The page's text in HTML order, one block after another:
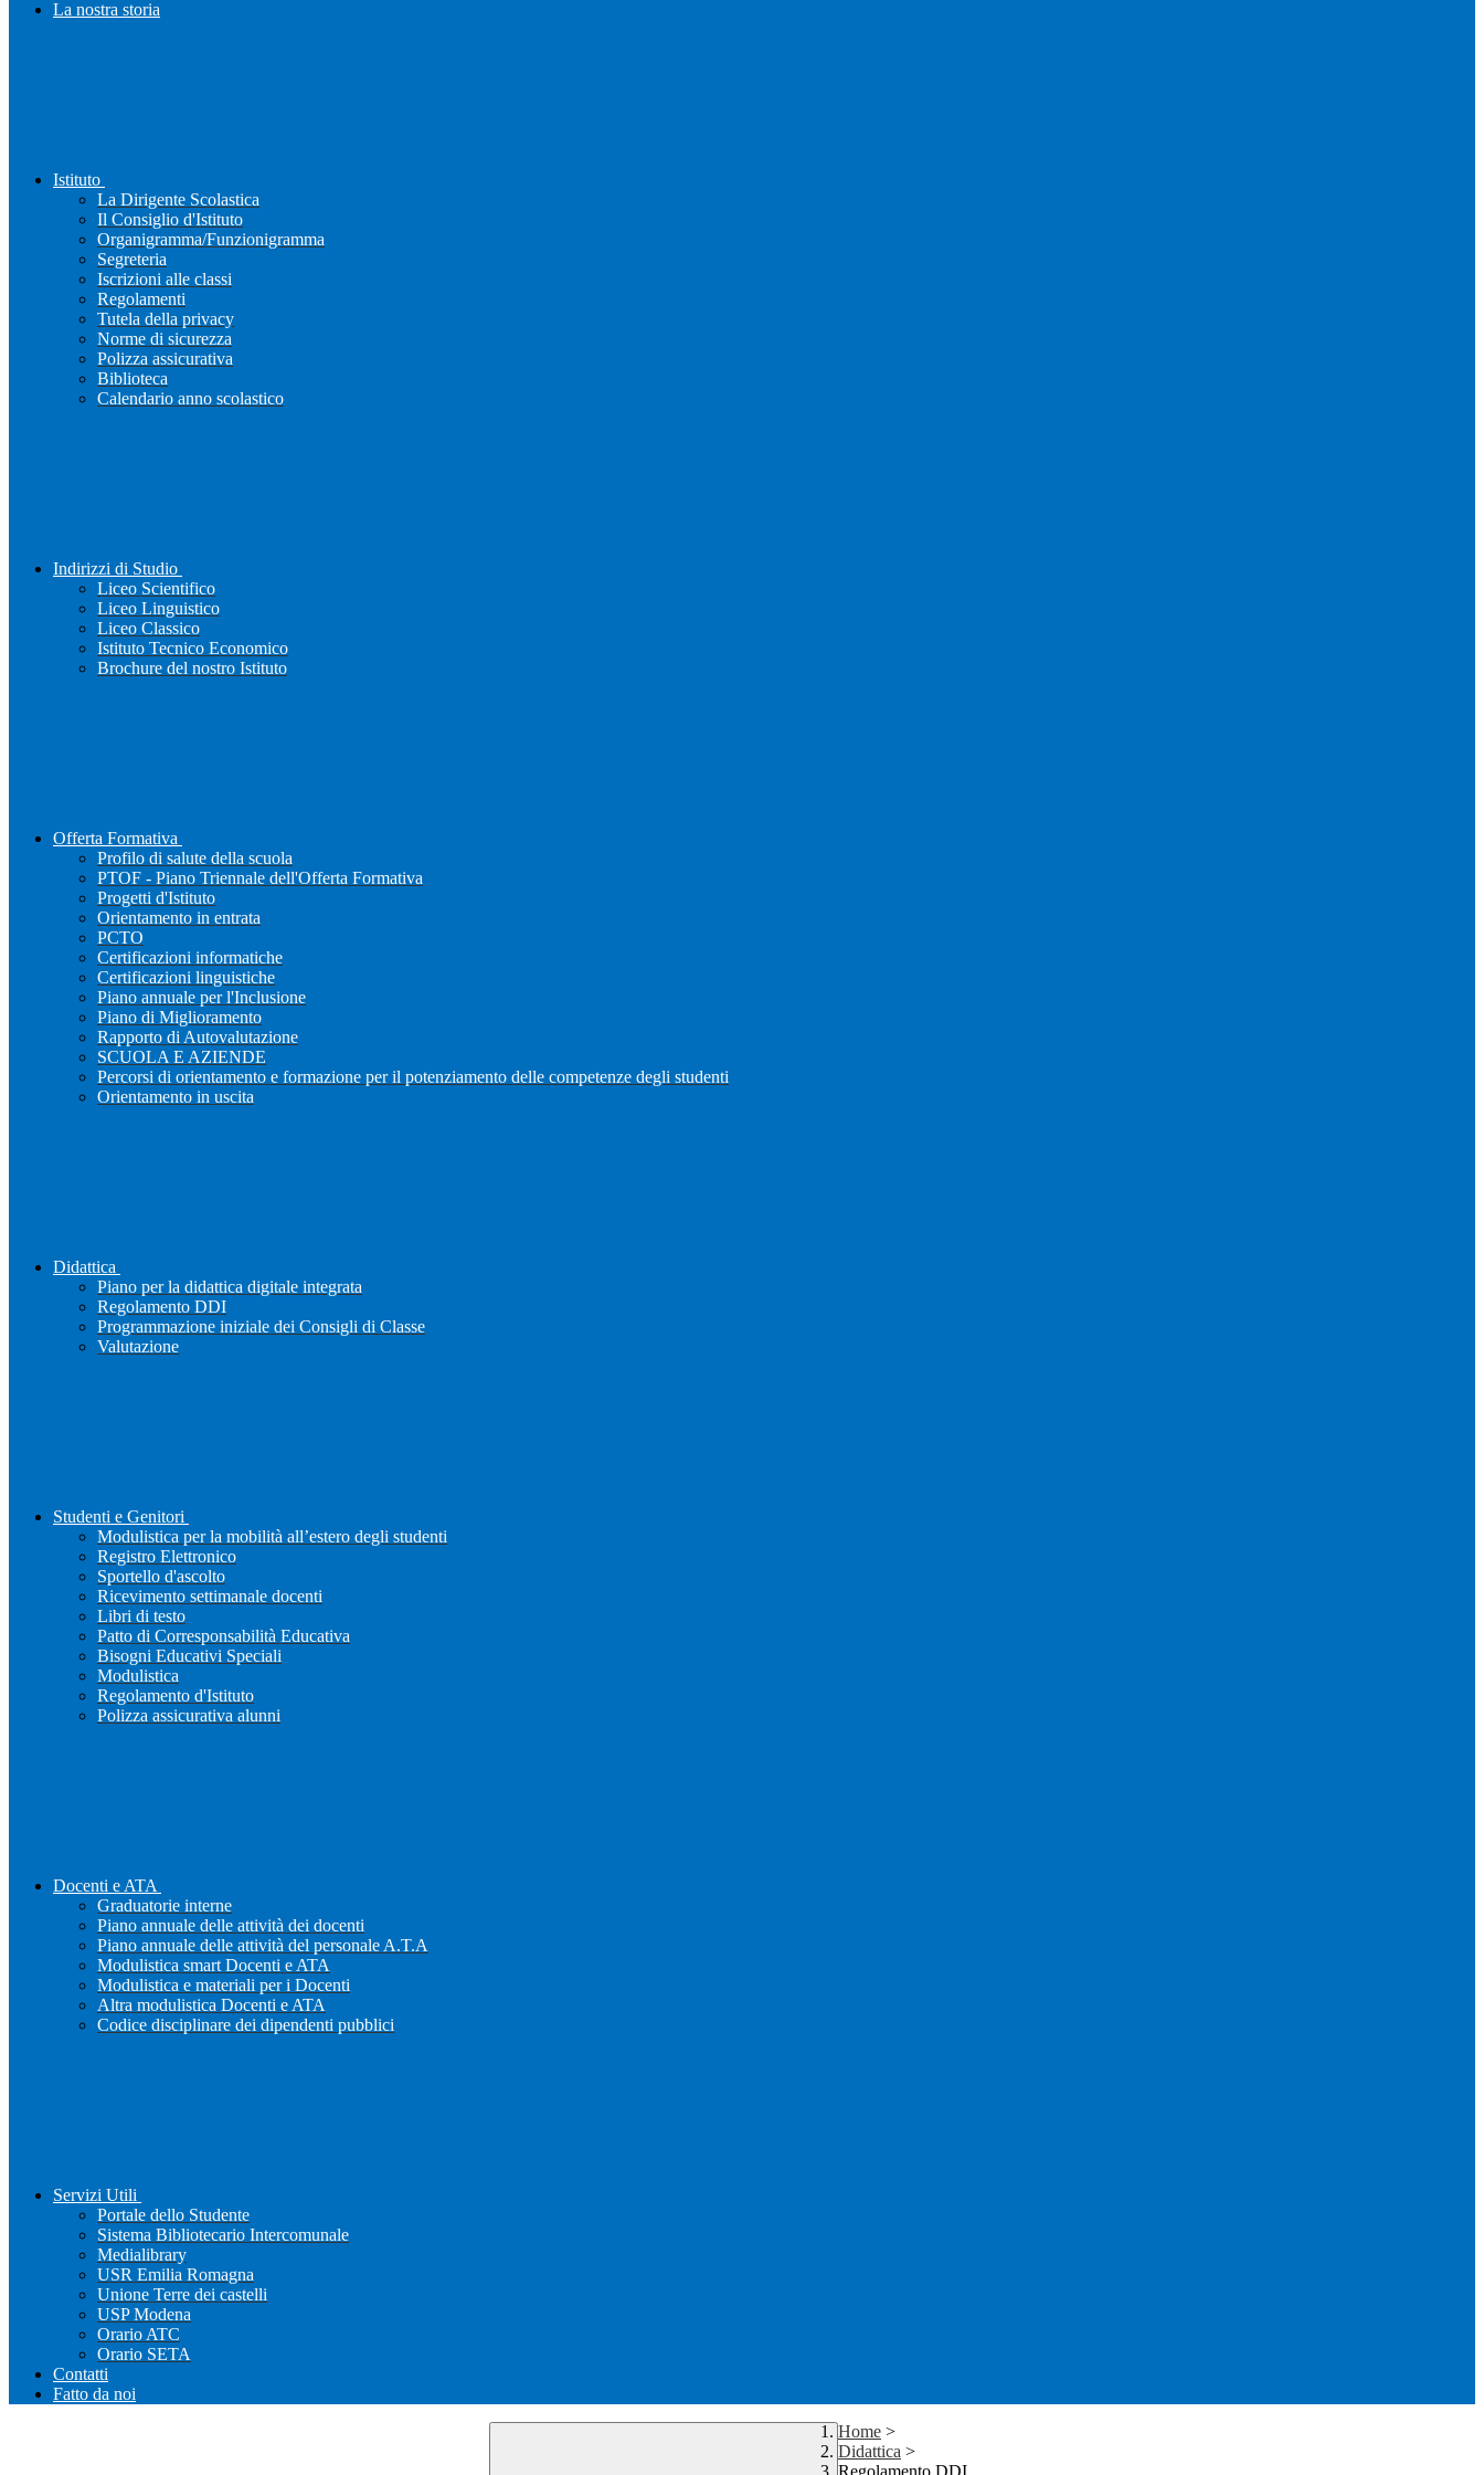
La nostra storia
Istituto
La Dirigente Scolastica
Il Consiglio d'Istituto
Organigramma/Funzionigramma
Segreteria
Iscrizioni alle classi
Regolamenti
Tutela della privacy
Norme di sicurezza
Polizza assicurativa
Biblioteca
Calendario anno scolastico
Indirizzi di Studio
Liceo Scientifico
Liceo Linguistico
Liceo Classico
Istituto Tecnico Economico
Brochure del nostro Istituto
Offerta Formativa
Profilo di salute della scuola
PTOF - Piano Triennale dell'Offerta Formativa
Progetti d'Istituto
Orientamento in entrata
PCTO
Certificazioni informatiche
Certificazioni linguistiche
Piano annuale per l'Inclusione
Piano di Miglioramento
Rapporto di Autovalutazione
SCUOLA E AZIENDE
Percorsi di orientamento e formazione per il potenziamento delle competenze degli studenti
Orientamento in uscita
Didattica
Piano per la didattica digitale integrata
Regolamento DDI
Programmazione iniziale dei Consigli di Classe
Valutazione
Studenti e Genitori
Modulistica per la mobilità all’estero degli studenti
Registro Elettronico
Sportello d'ascolto
Ricevimento settimanale docenti
Libri di testo
Patto di Corresponsabilità Educativa
Bisogni Educativi Speciali
Modulistica
Regolamento d'Istituto
Polizza assicurativa alunni
Docenti e ATA
Graduatorie interne
Piano annuale delle attività dei docenti
Piano annuale delle attività del personale A.T.A
Modulistica smart Docenti e ATA
Modulistica e materiali per i Docenti
Altra modulistica Docenti e ATA
Codice disciplinare dei dipendenti pubblici
Servizi Utili
Portale dello Studente
Sistema Bibliotecario Intercomunale
Medialibrary
USR Emilia Romagna
Unione Terre dei castelli
USP Modena
Orario ATC
Orario SETA
Contatti
Fatto da noi
Home >
Didattica >